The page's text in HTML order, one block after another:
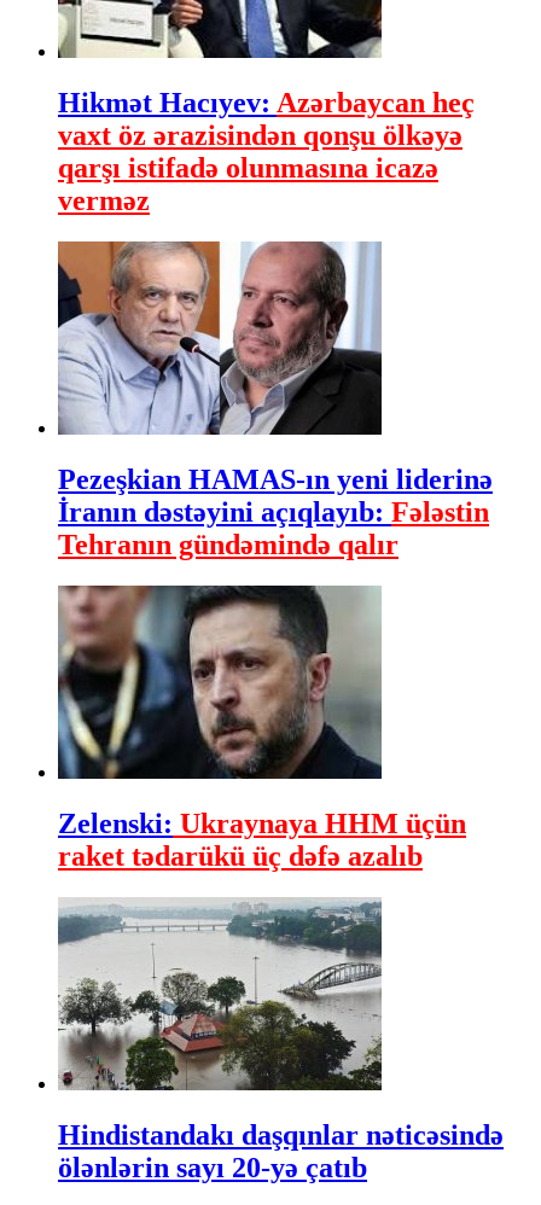
Hikmət Hacıyev: Azərbaycan heç
vaxt öz ərazisindən qonşu ölkəyə
qarşı istifadə olunmasına icazə
verməz
Pezeşkian HAMAS-ın yeni liderinə
İranın dəstəyini açıqlayıb: Fələstin
Tehranın gündəmində qalır
Zelenski: Ukraynaya HHM üçün
raket tədarükü üç dəfə azalıb
Hindistandakı daşqınlar nəticəsində
ölənlərin sayı 20-yə çatıb